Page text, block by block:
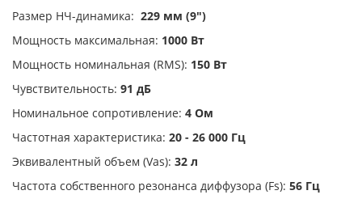
Размер НЧ-динамика: 229 мм (9")
Мощность максимальная: 1000 Вт
Мощность номинальная (RMS): 150 Вт
Чувствительность: 91 дБ
Номинальное сопротивление: 4 Ом
Частотная характеристика: 20 - 26 000 Гц
Эквивалентный объем (Vas): 32 л
Частота собственного резонанса диффузора (Fs): 56 Гц